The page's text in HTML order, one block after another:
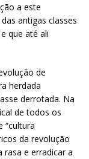
a este
antigas classes
que até ali
de
herdada
derrotada. Na
de todos os
“cultura
da revolução
e erradicar a